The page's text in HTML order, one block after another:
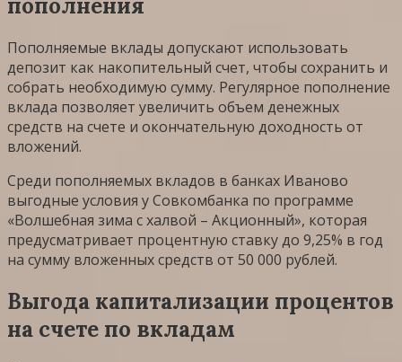
пополнения
Пополняемые вклады допускают использовать
депозит как накопительный счет, чтобы сохранить и
собрать необходимую сумму. Регулярное пополнение
вклада позволяет увеличить объем денежных
средств на счете и окончательную доходность от
вложений.
Среди пополняемых вкладов в банках Иваново
выгодные условия у Совкомбанка по программе
«Волшебная зима с халвой – Акционный», которая
предусматривает процентную ставку до 9,25% в год
на сумму вложенных средств от 50 000 рублей.
Выгода капитализации процентов
на счете по вкладам